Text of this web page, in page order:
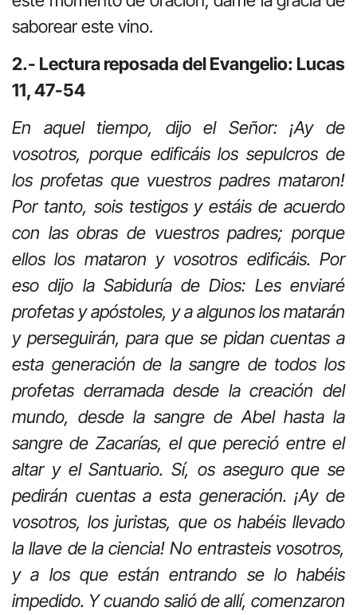
saborear este vino.
2.- Lectura reposada del Evangelio: Lucas
11, 47-54
En aquel tiempo, dijo el Señor: ¡Ay de
vosotros, porque edificáis los sepulcros de
los profetas que vuestros padres mataron!
Por tanto, sois testigos y estáis de acuerdo
con las obras de vuestros padres; porque
ellos los mataron y vosotros edificáis. Por
eso dijo la Sabiduría de Dios: Les enviaré
profetas y apóstoles, y a algunos los matarán
y perseguirán, para que se pidan cuentas a
esta generación de la sangre de todos los
profetas derramada desde la creación del
mundo, desde la sangre de Abel hasta la
sangre de Zacarías, el que pereció entre el
altar y el Santuario. Sí, os aseguro que se
pedirán cuentas a esta generación. ¡Ay de
vosotros, los juristas, que os habéis llevado
la llave de la ciencia! No entrasteis vosotros,
y a los que están entrando se lo habéis
impedido. Y cuando salió de allí, comenzaron